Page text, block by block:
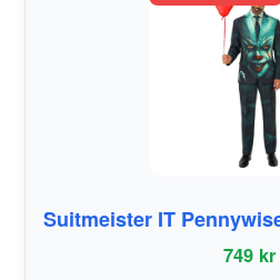
Suitmeister IT
749 kr